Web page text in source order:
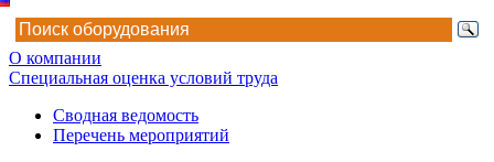
О компании
Специальная оценка условий труда
Сводная ведомость
Перечень мероприятий